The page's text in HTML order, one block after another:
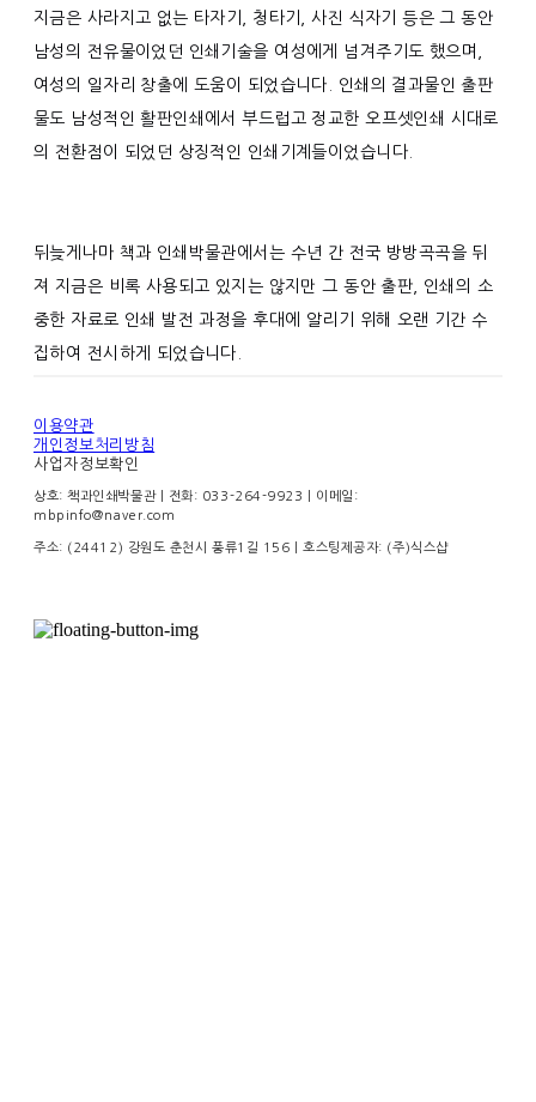
지금은 사라지고 없는 타자기, 청타기, 사진 식자기 등은 그 동안
남성의 전유물이었던 인쇄기술을 여성에게 넘겨주기도 했으며,
여성의 일자리 창출에 도움이 되었습니다. 인쇄의 결과물인 출판
물도 남성적인 활판인쇄에서 부드럽고 정교한 오프셋인쇄 시대로
의 전환점이 되었던 상징적인 인쇄기계들이었습니다.
뒤늦게나마 책과 인쇄박물관에서는 수년 간 전국 방방곡곡을 뒤
져 지금은 비록 사용되고 있지는 않지만 그 동안 출판, 인쇄의 소
중한 자료로 인쇄 발전 과정을 후대에 알리기 위해 오랜 기간 수
집하여 전시하게 되었습니다.
이용약관
개인정보처리방침
사업자정보확인
상호: 책과인쇄박물관 | 전화: 033-264-9923 | 이메일:
mbpinfo@naver.com
주소: (24412) 강원도 춘천시 풍류1길 156 | 호스팅제공자: (주)식스샵